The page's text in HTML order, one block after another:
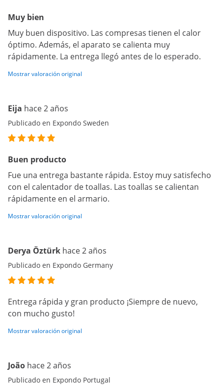
Muy bien
Muy buen dispositivo. Las compresas tienen el calor
óptimo. Además, el aparato se calienta muy
rápidamente. La entrega llegó antes de lo esperado.
Mostrar valoración original
Eija hace 2 años
Publicado en Expondo Sweden
Buen producto
Fue una entrega bastante rápida. Estoy muy satisfecho
con el calentador de toallas. Las toallas se calientan
rápidamente en el armario.
Mostrar valoración original
Derya Öztürk hace 2 años
Publicado en Expondo Germany
Entrega rápida y gran producto ¡Siempre de nuevo,
con mucho gusto!
Mostrar valoración original
João hace 2 años
Publicado en Expondo Portugal